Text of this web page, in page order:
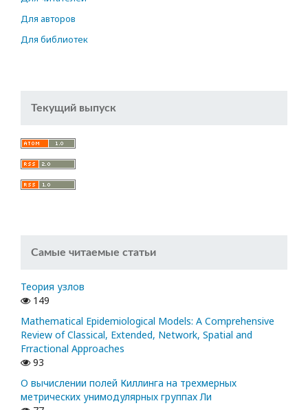
Для авторов
Для библиотек
Текущий выпуск
Самые читаемые статьи
Теория узлов
149
Mathematical Epidemiological Models: A Comprehensive
Review of Classical, Extended, Network, Spatial and
Frractional Approaches
93
О вычислении полей Киллинга на трехмерных
метрических унимодулярных группах Ли